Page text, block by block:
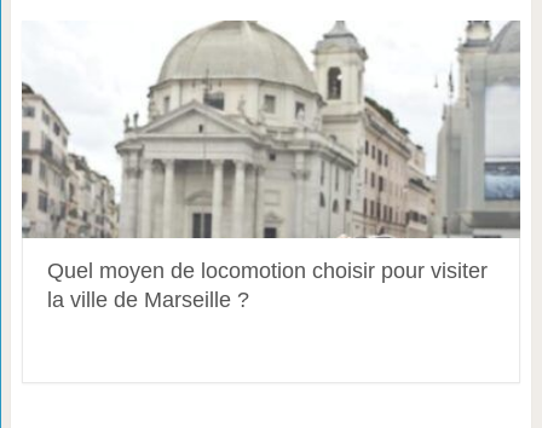
Quel moyen de locomotion choisir pour visiter
la ville de Marseille ?